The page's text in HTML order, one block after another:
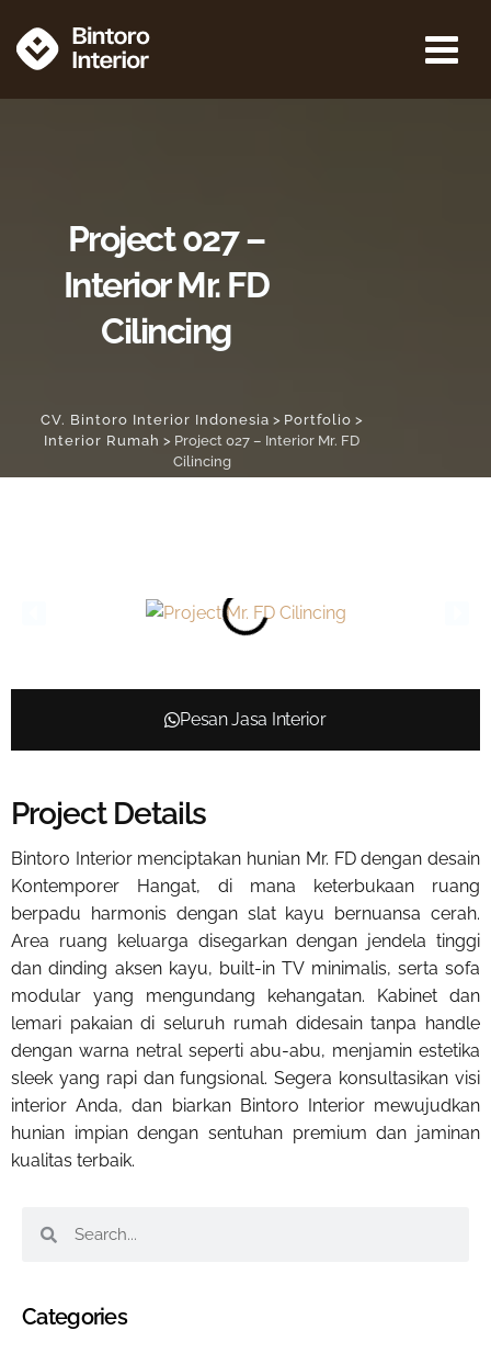
Project 027 –
Interior Mr. FD
Cilincing
CV. Bintoro Interior Indonesia > Portfolio >
Interior Rumah > Project 027 – Interior Mr. FD
Cilincing
Pesan Jasa Interior
Project Details
Bintoro Interior menciptakan hunian Mr. FD dengan desain
Kontemporer Hangat, di mana keterbukaan ruang
berpadu harmonis dengan slat kayu bernuansa cerah.
Area ruang keluarga disegarkan dengan jendela tinggi
dan dinding aksen kayu, built-in TV minimalis, serta sofa
modular yang mengundang kehangatan. Kabinet dan
lemari pakaian di seluruh rumah didesain tanpa handle
dengan warna netral seperti abu-abu, menjamin estetika
sleek yang rapi dan fungsional. Segera konsultasikan visi
interior Anda, dan biarkan Bintoro Interior mewujudkan
hunian impian dengan sentuhan premium dan jaminan
kualitas terbaik.
Categories